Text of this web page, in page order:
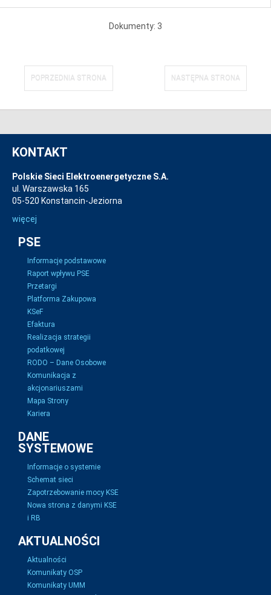
Dokumenty: 3
POPRZEDNIA STRONA NASTĘPNA STRONA
KONTAKT
Polskie Sieci Elektroenergetyczne S.A.
ul. Warszawska 165
05-520 Konstancin-Jeziorna
więcej
PSE
Informacje podstawowe
Raport wpływu PSE
Przetargi
Platforma Zakupowa
KSeF
Efaktura
Realizacja strategii
podatkowej
RODO – Dane Osobowe
Komunikacja z
akcjonariuszami
Mapa Strony
Kariera
DANE
SYSTEMOWE
Informacje o systemie
Schemat sieci
Zapotrzebowanie mocy KSE
Nowa strona z danymi KSE
i RB
AKTUALNOŚCI
Aktualności
Komunikaty OSP
Komunikaty UMM